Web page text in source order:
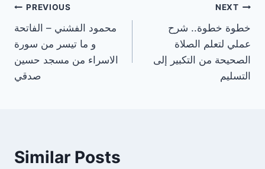
Post
navigation
PREVIOUS
محمود الفشني – الفاتحة
و ما تيسر من سورة
الاسراء من مسجد حسين
صدقي
NEXT
خطوة خطوة.. شرح
عملي لتعلم الصلاة
الصحيحة من التكبير إلى
التسليم
Similar Posts